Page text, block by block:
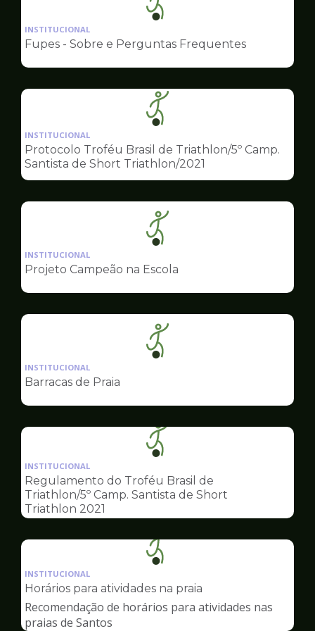
Ilustração
da
pagina
Esportes
INSTITUCIONAL
Fupes - Sobre e Perguntas Frequentes
Ilustração
da
pagina
de
Esportes
INSTITUCIONAL
Protocolo Troféu Brasil de Triathlon/5º Camp.
Santista de Short Triathlon/2021
Ilustração
da
pagina
Esportes
INSTITUCIONAL
Projeto Campeão na Escola
Ilustração
da
Esportes
INSTITUCIONAL
Barracas de Praia
Ilustração
da
pagina
de
INSTITUCIONAL
Regulamento do Troféu Brasil de
Triathlon/5º Camp. Santista de Short
Triathlon 2021
Ilustração
da
pagina
Esportes
INSTITUCIONAL
Horários para atividades na praia
Recomendação de horários para atividades nas
praias de Santos